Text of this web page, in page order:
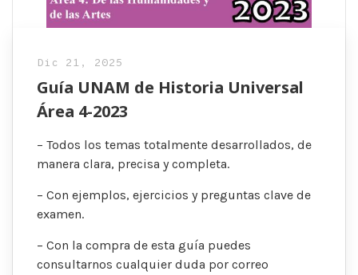
Dic 21, 2025
Guía UNAM de Historia Universal
Área 4-2023
– Todos los temas totalmente desarrollados, de
manera clara, precisa y completa.
– Con ejemplos, ejercicios y preguntas clave de
examen.
– Con la compra de esta guía puedes
consultarnos cualquier duda por correo